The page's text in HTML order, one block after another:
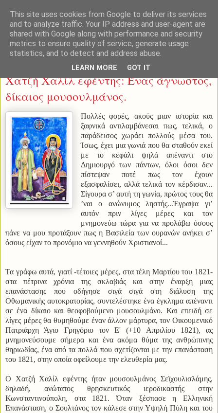
Τετάρτη 31 Μαρτίου 2021
Χατζή Χαλίλ εφέντης: Ένας άγνωστος,
δίκαιος μουσουλμάνος.
Πολλές φορές, ακούς μιαν ιστορία και
ξαφνικά αντιλαμβάνεσαι πως, τελικά, ο
παράδεισος χωράει πολλούς μέσα του.
Ίσως, έχει μια γωνιά που θα σταθούν εκεί
με το κεφάλι ψηλά απέναντι στο
Δημιουργό των πάντων, όλοι όσοι δεν
πίστεψαν ποτέ πως τον έχουν
εξασφαλίσει, αλλά τελικά τον κέρδισαν...
Σίγουρα σ’ αυτή τη γωνία, πρώτος τους θα
’ναι ο ανώνυμος ληστής...Έγραψα γι’
αυτόν πριν λίγες μέρες και τον
μνημονεύω τώρα για να προλάβω όσους
πάνε να μου προτάξουν πως η Βασιλεία των ουρανών ανήκει σ’
όσους είχαν το προνόμιο να γεννηθούν Χριστιανοί...
Τα γράφω αυτά, γιατί -τέτοιες μέρες, στα τέλη Μαρτίου του 1821-
στα πέτρινα χρόνια της σκλαβιάς και στην έναρξη μιας
επανάστασης που οδήγησε σιγά σιγά στη διάλυση της
Οθωμανικής αυτοκρατορίας, συντελέστηκε ένα έγκλημα απέναντι
σε ένα δίκαιο και θεοφοβούμενο μουσουλμάνο. Και επειδή σε
λίγες μέρες θα θυμηθούμε έναν άλλον μάρτυρα, τον Οικουμενικό
Πατριάρχη Άγιο Γρηγόριο τον Ε' (+10 Απριλίου 1821), ας
μνημονεύσουμε σήμερα και ένα ακόμα θύμα της ανθρώπινης
θηριωδίας, ένα από τα πολλά που σχετίζονται με την επανάσταση
του 1821, στην οποία οφείλουμε την ελευθερία μας.
Ο Χατζή Χαλίλ εφέντης ήταν μουσουλμάνος Σεϊχουλισλάμης,
δηλαδή, ανώτατος θρησκευτικός ιεροδικαστής στην
Κωνσταντινούπολη, στα 1821. Όταν ξέσπασε η Ελληνική
Επανάσταση, ο Σουλτάνος τον κάλεσε στην Υψηλή Πύλη και του
This site uses cookies from Google to deliver its services
and to analyze traffic. Your IP address and user-agent are
shared with Google along with performance and security
metrics to ensure quality of service, generate usage
statistics, and to detect and address abuse.
LEARN MORE GOT IT